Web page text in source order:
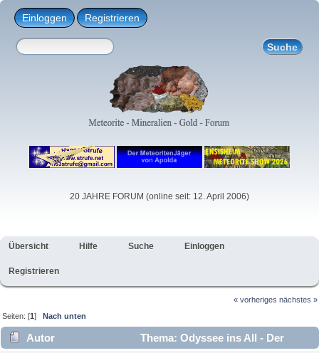
Einloggen Registrieren
20 JAHRE FORUM (online seit: 12. April 2006)
Übersicht Hilfe Suche Einloggen
Registrieren
« vorheriges nächstes »
Seiten: [1]Nach unten
Autor
Thema: Odyssee ins All - Der